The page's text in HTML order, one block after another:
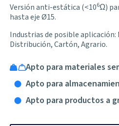
Versión anti-estática (<106Ω)
hasta eje Ø15.
Industrias de posible aplicación:
Distribución, Cartón, Agrario.
Apto para materiales
Apto para
Apto para productos a